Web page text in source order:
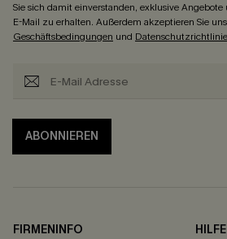
Sie sich damit einverstanden, exklusive
E-Mail zu erhalten. Außerdem akzeptieren Sie
Geschäftsbedingungen und
ABONNIEREN
FIRMENINFO
HILFE